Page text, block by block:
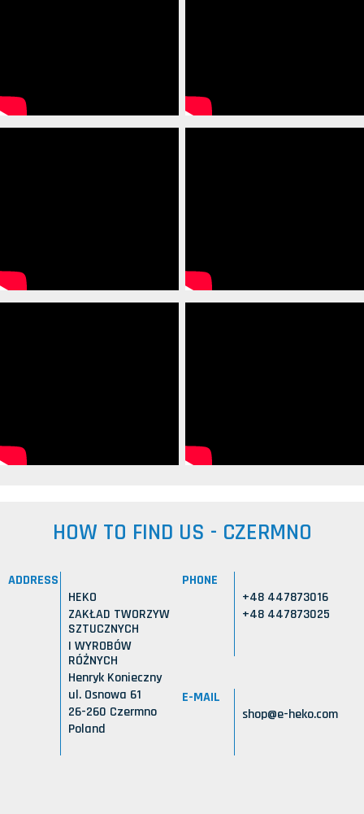
HOW TO FIND US - CZERMNO
ADDRESS
HEKO
ZAKŁAD TWORZYW
SZTUCZNYCH
I WYROBÓW
RÓŻNYCH
Henryk Konieczny
ul. Osnowa 61
26-260 Czermno
Poland
PHONE
+48 447873016
+48 447873025
E-MAIL
shop@e-heko.com